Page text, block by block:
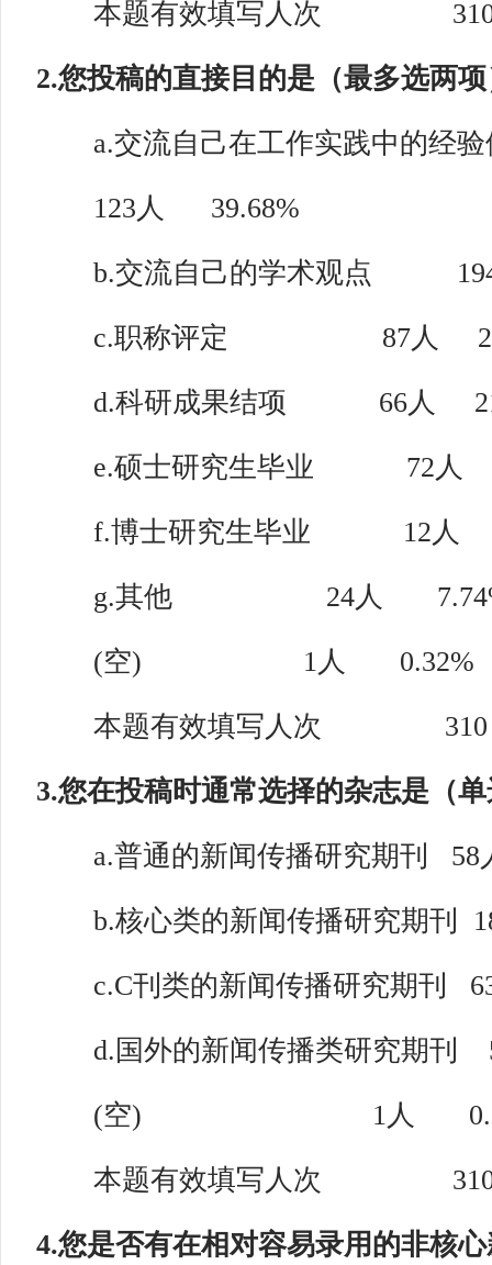
本题有效填写人次
2.您投稿的直接目的是（最多选两
a.交流自己在工作实践中的经
123人 39.68%
b.交流自己的学术观点
c.职称评定 87人
d.科研成果结项 66人
e.硕士研究生毕业 72人
f.博士研究生毕业 12人
g.其他 24人
(空) 1人 0.32%
本题有效填写人次 310
3.您在投稿时通常选择的杂志是（
a.普通的新闻传播研究期刊
b.核心类的新闻传播研究期刊
c.C刊类的新闻传播研究期刊
d.国外的新闻传播类研究期
(空) 1人
本题有效填写人次
4.您是否有在相对容易录用的非核